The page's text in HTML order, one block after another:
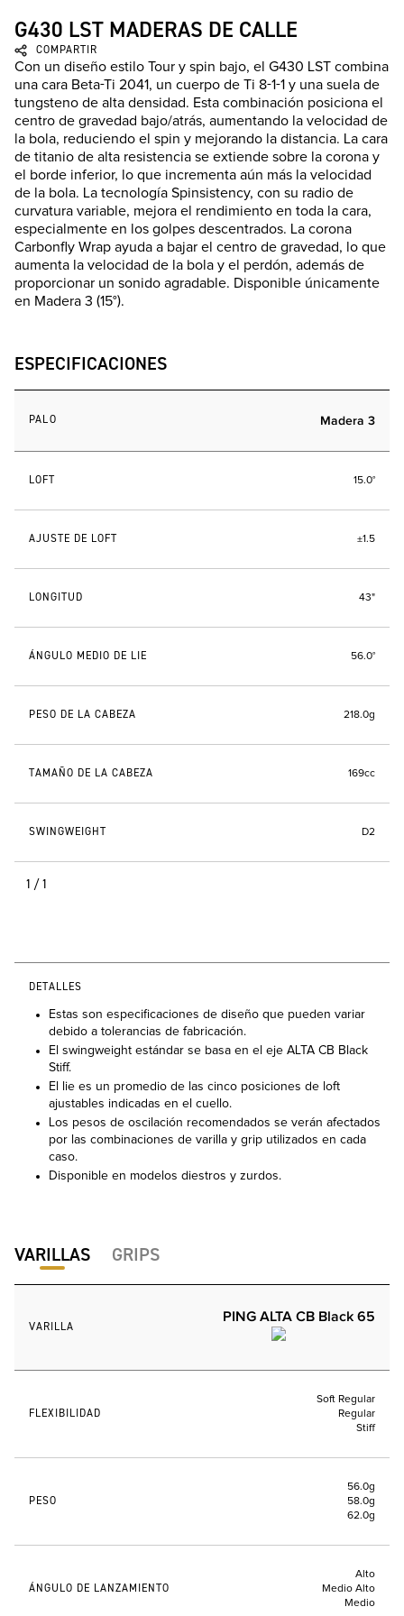
G430 LST MADERAS DE CALLE
COMPARTIR
Con un diseño estilo Tour y spin bajo, el G430 LST combina
una cara Beta-Ti 2041, un cuerpo de Ti 8-1-1 y una suela de
tungsteno de alta densidad. Esta combinación posiciona el
centro de gravedad bajo/atrás, aumentando la velocidad de
la bola, reduciendo el spin y mejorando la distancia. La cara
de titanio de alta resistencia se extiende sobre la corona y
el borde inferior, lo que incrementa aún más la velocidad
de la bola. La tecnología Spinsistency, con su radio de
curvatura variable, mejora el rendimiento en toda la cara,
especialmente en los golpes descentrados. La corona
Carbonfly Wrap ayuda a bajar el centro de gravedad, lo que
aumenta la velocidad de la bola y el perdón, además de
proporcionar un sonido agradable. Disponible únicamente
en Madera 3 (15°).
ESPECIFICACIONES
PALO Madera 3
LOFT 15.0°
AJUSTE DE LOFT ±1.5
LONGITUD 43"
ÁNGULO MEDIO DE LIE 56.0°
PESO DE LA CABEZA 218.0g
TAMAÑO DE LA CABEZA 169cc
SWINGWEIGHT D2
1/1
DETALLES
Estas son especificaciones de diseño que pueden variar
debido a tolerancias de fabricación.
El swingweight estándar se basa en el eje ALTA CB Black
Stiff.
El lie es un promedio de las cinco posiciones de loft
ajustables indicadas en el cuello.
Los pesos de oscilación recomendados se verán afectados
por las combinaciones de varilla y grip utilizados en cada
caso.
Disponible en modelos diestros y zurdos.
VARILLAS GRIPS
VARILLA
PING ALTA CB Black 65
FLEXIBILIDAD
Soft Regular
Regular
Stiff
PESO
56.0g
58.0g
62.0g
ÁNGULO DE LANZAMIENTO
Alto
Medio Alto
Medio